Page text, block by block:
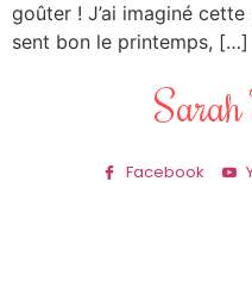
goûter ! J’ai imaginé
sent bon le printemps, […]
Facebook